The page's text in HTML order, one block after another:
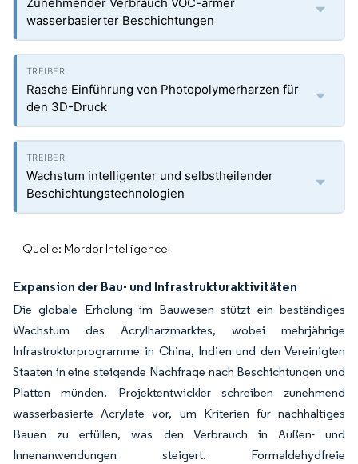
wasserbasierter Beschichtungen
Rasche Einführung von Photopolymerharzen für
den 3D-Druck
Wachstum intelligenter und selbstheilender
Beschichtungstechnologien
Quelle: Mordor Intelligence
Expansion der Bau- und Infrastrukturaktivitäten
Die globale Erholung im Bauwesen stützt ein beständiges
Wachstum des Acrylharzmarktes, wobei mehrjährige
Infrastrukturprogramme in China, Indien und den Vereinigten
Staaten in eine steigende Nachfrage nach Beschichtungen und
Platten münden. Projektentwickler schreiben zunehmend
wasserbasierte Acrylate vor, um Kriterien für nachhaltiges
Bauen zu erfüllen, was den Verbrauch in Außen- und
Innenanwendungen steigert. Formaldehydfreie